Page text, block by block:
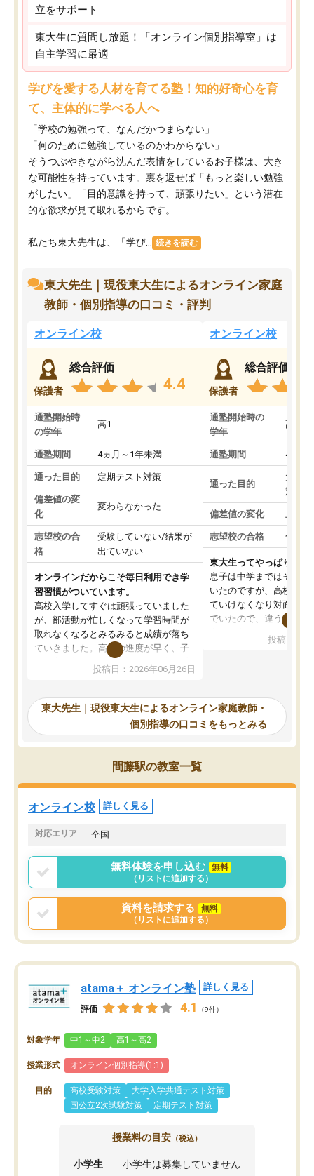
立をサポート
東大生に質問し放題！「オンライン個別指導室」は
自主学習に最適
学びを愛する人材を育てる塾！知的好奇心を育
て、主体的に学べる人へ
「学校の勉強って、なんだかつまらない」
「何のために勉強しているのかわからない」
そうつぶやきながら沈んだ表情をしているお子様は、大き
な可能性を持っています。裏を返せば「もっと楽しい勉強
がしたい」「目的意識を持って、頑張りたい」という潜在
的な欲求が見て取れるからです。
私たち東大先生は、「学び... 続きを読む
東大先生｜現役東大生によるオンライン家庭
教師・個別指導の口コミ・評判
オンライン校
保護者
総合評価
4.4
通塾開始時
の学年
高1
通塾期間 4ヵ月～1年未満
通った目的 定期テスト対策
偏差値の変
化
変わらなかった
志望校の合
格
受験していない/結果が
出ていない
オンラインだからこそ毎日利用でき学
習習慣がついています。
高校入学してすぐは頑張っていました
が、部活動が忙しくなって学習時間が
取れなくなるとみるみると成績が落ち
ていきました。高校の進度が早く、子
供も家に帰って勉強の話すると嫌な反
応を示します。東大先生にお願いして
れるので、親としても安心です。毎日
使える自習室とかもあり、わからない
ところがあれば先生が回答してくれる
のも重宝しています。
投稿日：2026年06月26日
オンライン校
保護者
総合評価
通塾開始時の
学年
高3
通塾期間 4ヵ月
通った目的
大学
対策
偏差値の変化
志望校の合格 合格
東大生ってやっぱりすご
息子は中学まではそこそ
いたのですが、高校に入
ていけなくなり対面の塾
でいたので、違うアプロ
で、当初は模試でD判定
自習室が毎日使えていつ
るのが心強かったよう
謝です。
投稿日：
東大先生｜現役東大生によるオンライン家庭教師・
個別指導の口コミをもっとみる
間藤駅の教室一覧
オンライン校 詳しく見る
対応エリア 全国
無料体験を申し込む
無料
（リストに追加する）
資料を請求する
無料
（リストに追加する）
atama＋ オンライン塾 詳しく見る
評価 4.1 （9件）
対象学年 中1～中2 高1～高2
授業形式 オンライン個別指導(1:1)
目的 高校受験対策
大学入学共通テスト対策
国公立2次試験対策
定期テスト対策
授業料の目安 （税込）
小学生 小学生は募集していません